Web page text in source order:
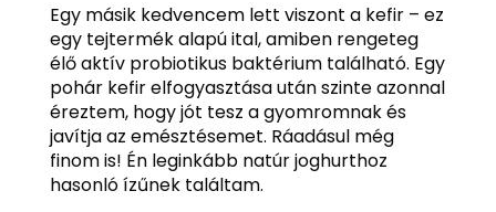
Egy másik kedvencem lett viszont a kefir – ez
egy tejtermék alapú ital, amiben rengeteg
élő aktív probiotikus baktérium található. Egy
pohár kefir elfogyasztása után szinte azonnal
éreztem, hogy jót tesz a gyomromnak és
javítja az emésztésemet. Ráadásul még
finom is! Én leginkább natúr joghurthoz
hasonló ízűnek találtam.